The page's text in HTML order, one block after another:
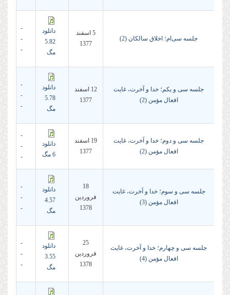
جلسه سی‌ام؛ اخلاق سالكان (2)
5 اسفند
1377
دانلود
5.82
مگ
-
-
-
جلسه سی و یکم؛ خدا و آخرت، غایت
افعال مؤمن (2)
12 اسفند
1377
دانلود
5.78
مگ
-
-
-
جلسه سی و دوم؛ خدا و آخرت، غایت
افعال مؤمن (2)
19 اسفند
1377
دانلود
6 مگ
-
-
-
جلسه سی و سوم؛ خدا و آخرت، غایت
افعال مؤمن (3)
18
فروردين
1378
دانلود
4.57
مگ
-
-
-
جلسه سی و چهارم؛ خدا و آخرت، غایت
افعال مؤمن (4)
25
فروردين
1378
دانلود
3.55
مگ
-
-
-